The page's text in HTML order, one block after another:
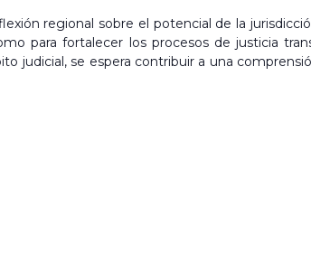
regional sobre el potencial de la
para fortalecer los procesos de justicia
judicial, se espera contribuir a una